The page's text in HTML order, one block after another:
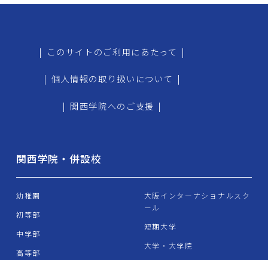
| このサイトのご利用にあたって |
| 個人情報の取り扱いについて |
| 関西学院へのご支援 |
関西学院・併設校
幼稚園
初等部
中学部
高等部
大阪インターナショナルスク
ール
短期大学
大学・大学院